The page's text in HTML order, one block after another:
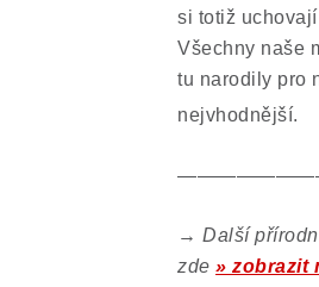
si totiž
Všechny naše
tu narodily pro
nejvhodnější.
→ Další
zde » zobrazit